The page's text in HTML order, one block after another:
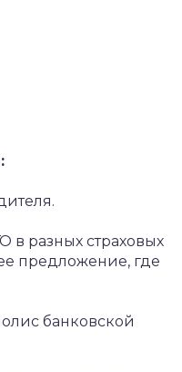
в разных страховых
предложение, где
банковской